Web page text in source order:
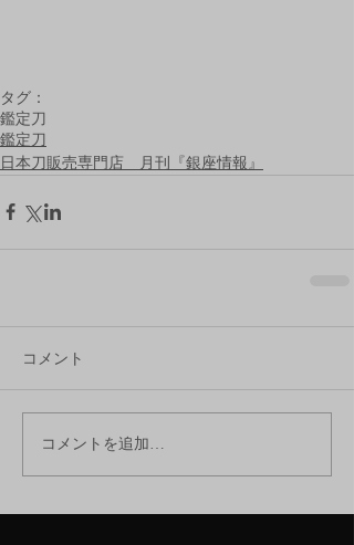
タグ：
鑑定刀
鑑定刀
日本刀販売専門店 月刊『銀座情報』
コメント
コメントを追加…